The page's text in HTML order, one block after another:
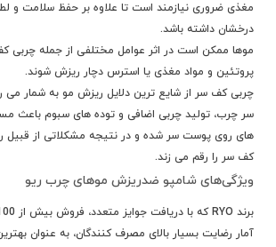
مغذی ضروری نیازمند است تا علاوه بر حفظ سلامت و
درخشان داشته باشد.
موها ممکن است در اثر عوامل مختلفی از جمله چربی
پروتئین و مواد مغذی یا استرس دچار ریزش شوند.
چربی کف سر از شایع ترین دلایل ریزش مو به شمار
سر چرب، تولید چربی اضافی و توده های سبوم باعث
های روی پوست سر شده و در نتیجه مشکلاتی از
کف سر را رقم می زند.
ویژگی‌های شامپو ضدریزش موهای چرب ریو
آمار رضایت بسیار بالای مصرف کنندگان، به عنوان